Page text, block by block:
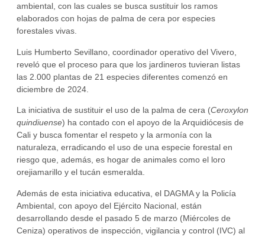
ambiental, con las cuales se busca sustituir los ramos
elaborados con hojas de palma de cera por especies
forestales vivas.
Luis Humberto Sevillano, coordinador operativo del Vivero,
reveló que el proceso para que los jardineros tuvieran listas
las 2.000 plantas de 21 especies diferentes comenzó en
diciembre de 2024.
La iniciativa de sustituir el uso de la palma de cera (Ceroxylon
quindiuense) ha contado con el apoyo de la Arquidiócesis de
Cali y busca fomentar el respeto y la armonía con la
naturaleza, erradicando el uso de una especie forestal en
riesgo que, además, es hogar de animales como el loro
orejiamarillo y el tucán esmeralda.
Además de esta iniciativa educativa, el DAGMA y la Policía
Ambiental, con apoyo del Ejército Nacional, están
desarrollando desde el pasado 5 de marzo (Miércoles de
Ceniza) operativos de inspección, vigilancia y control (IVC) al